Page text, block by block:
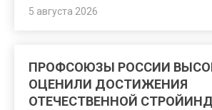
5 августа 2026
ПРОФСОЮЗЫ РОССИИ
ОЦЕНИЛИ ДОСТИЖЕНИЯ
ОТЕЧЕСТВЕННОЙ